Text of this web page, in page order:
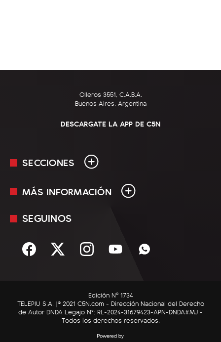
Olleros 3551, C.A.B.A.
Buenos Aires, Argentina
DESCARGATE LA APP DE C5N
SECCIONES
En Vivo
Sociedad
C5N Autos
RatingCero
MÁS INFORMACIÓN
Mediakit
Términos y condiciones
SEGUINOS
Edición Nº 1734
TELEPIU S.A. |© 2021 C5N.com - Dirección Nacional del Derecho
de Autor DNDA Legajo N°: RL-2024-31679423-APN-DNDA#MJ -
Todos los derechos reservados.